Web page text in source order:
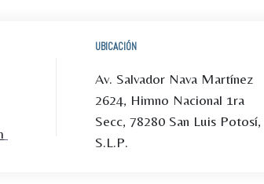
UBICACIÓN
Av. Salvador Nava Martínez
2624, Himno Nacional 1ra
Secc, 78280 San Luis Potosí,
S.L.P.